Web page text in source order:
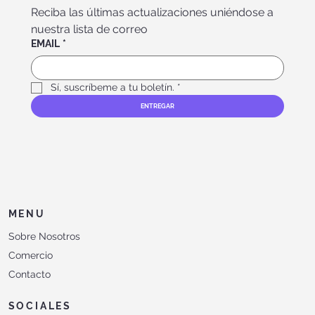
Reciba las últimas actualizaciones uniéndose a
nuestra lista de correo
EMAIL *
Sí, suscríbeme a tu boletín. *
ENTREGAR
MENU
Sobre Nosotros
Comercio
Contacto
SOCIALES